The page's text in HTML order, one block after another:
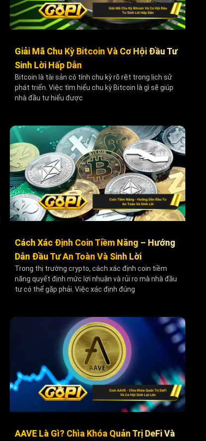
Giải Mã Chu Kỳ Bitcoin Và Cơ Hội Đầu Tư
Sinh Lời Hấp Dẫn
Bitcoin là tài sản có tính chu kỳ rõ rệt trong lịch sử
phát triển. Việc tìm hiểu chu kỳ Bitcoin là gì sẽ giúp
nhà đầu tư hiểu được
Cách Xác Định Coin Tiềm Năng – Hướng
Dẫn Đầu Tư An Toàn Và Sinh Lời
Trong thị trường crypto, cách xác định coin tiềm
năng quyết định mức lợi nhuận và rủi ro mà nhà đầu
tư có thể gặp phải. Việc xác định đúng
AAVE Là Gì? Chìa Khóa Quản Trị DeFi Và